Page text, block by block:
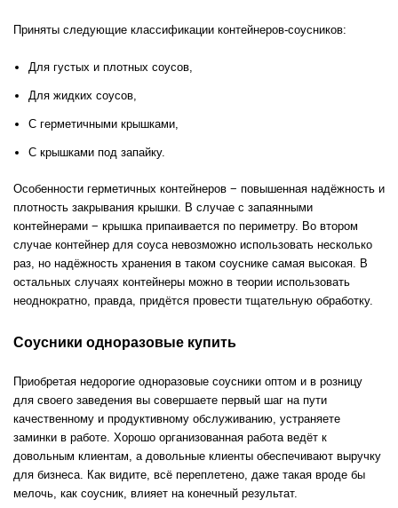
Приняты следующие классификации контейнеров-соусников:
Для густых и плотных соусов,
Для жидких соусов,
С герметичными крышками,
С крышками под запайку.
Особенности герметичных контейнеров − повышенная надёжность и
плотность закрывания крышки. В случае с запаянными
контейнерами − крышка припаивается по периметру. Во втором
случае контейнер для соуса невозможно использовать несколько
раз, но надёжность хранения в таком соуснике самая высокая. В
остальных случаях контейнеры можно в теории использовать
неоднократно, правда, придётся провести тщательную обработку.
Соусники одноразовые купить
Приобретая недорогие одноразовые соусники оптом и в розницу
для своего заведения вы совершаете первый шаг на пути
качественному и продуктивному обслуживанию, устраняете
заминки в работе. Хорошо организованная работа ведёт к
довольным клиентам, а довольные клиенты обеспечивают выручку
для бизнеса. Как видите, всё переплетено, даже такая вроде бы
мелочь, как соусник, влияет на конечный результат.